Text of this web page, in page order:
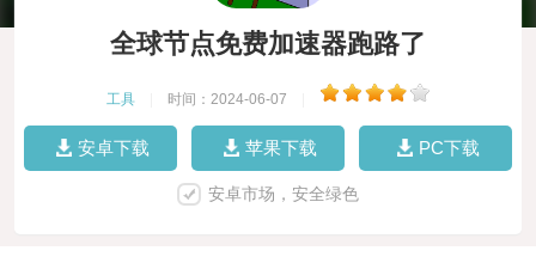
全球节点免费加速器跑路了
工具 时间：2024-06-07
安卓下载 苹果下载 PC下载
安卓市场，安全绿色